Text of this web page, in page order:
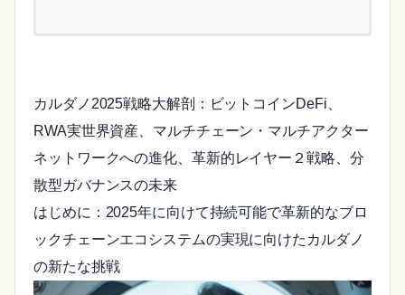
カルダノ2025戦略大解剖：ビットコインDeFi、
RWA実世界資産、マルチチェーン・マルチアクター
ネットワークへの進化、革新的レイヤー２戦略、分
散型ガバナンスの未来
はじめに：2025年に向けて持続可能で革新的なブロ
ックチェーンエコシステムの実現に向けたカルダノ
の新たな挑戦